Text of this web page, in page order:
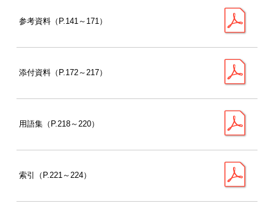
参考資料（P.141～171）
添付資料（P.172～217）
用語集（P.218～220）
索引（P.221～224）